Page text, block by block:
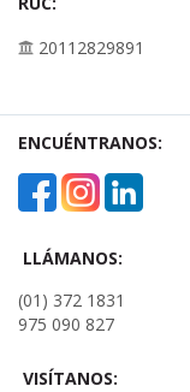
20112829891
ENCUÉNTRANOS:
LLÁMANOS:
(01) 372 1831
975 090 827
VISÍTANOS: